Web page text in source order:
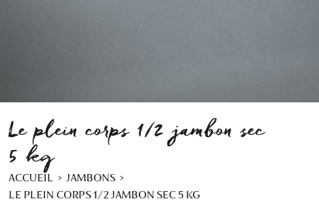
Le plein corps 1/2 jambon sec
5 kg
ACCUEIL
JAMBONS
LE PLEIN CORPS 1/2 JAMBON SEC 5 KG